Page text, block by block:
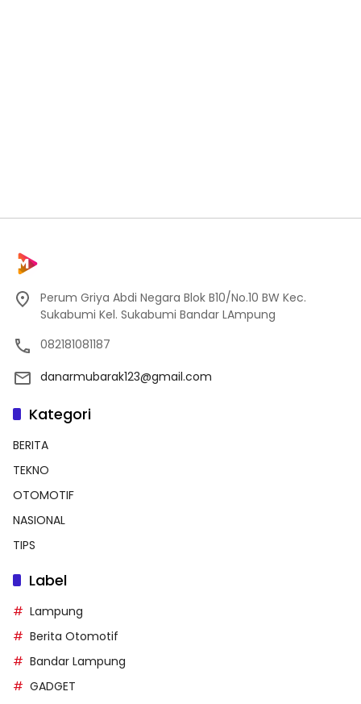
Perum Griya Abdi Negara Blok B10/No.10 BW Kec.
Sukabumi Kel. Sukabumi Bandar LAmpung
082181081187
danarmubarak123@gmail.com
Kategori
BERITA
TEKNO
OTOMOTIF
NASIONAL
TIPS
Label
Lampung
Berita Otomotif
Bandar Lampung
GADGET